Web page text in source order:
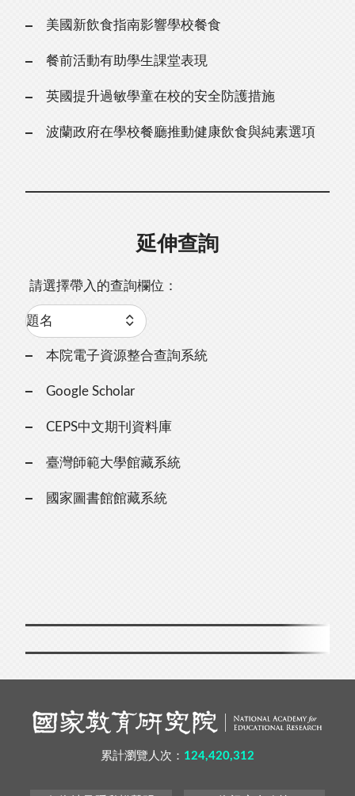
美國新飲食指南影響學校餐食
餐前活動有助學生課堂表現
英國提升過敏學童在校的安全防護措施
波蘭政府在學校餐廳推動健康飲食與純素選項
延伸查詢
請選擇帶入的查詢欄位：
本院電子資源整合查詢系統
Google Scholar
CEPS中文期刊資料庫
臺灣師範大學館藏系統
國家圖書館館藏系統
累計瀏覽人次： 124,420,312